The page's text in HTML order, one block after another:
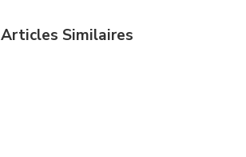
Articles Similaires